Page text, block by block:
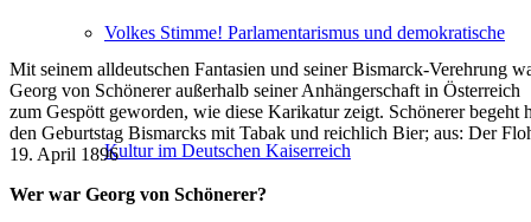
Volkes Stimme! Parlamentarismus und demokratische
Kultur im Deutschen Kaiserreich
Mit seinem alldeutschen Fantasien und seiner Bismarck-Verehrung
Georg von Schönerer außerhalb seiner Anhängerschaft in Österreich
zum Gespött geworden, wie diese Karikatur zeigt. Schönerer begeht
den Geburtstag Bismarcks mit Tabak und reichlich Bier; aus: Der
19. April 1896
Wer war Georg von Schönerer?